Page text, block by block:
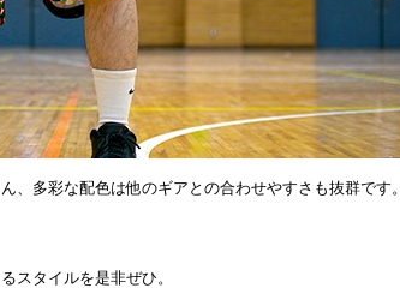
、多彩な配色は他のギアとの合わせやすさも抜群です。
スタイルを是非ぜひ。